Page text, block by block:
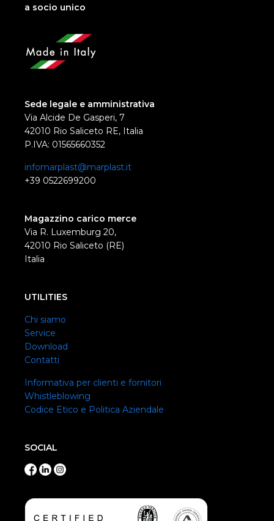
a socio unico
Sede legale e amministrativa
Via Alcide De Gasperi, 7
42010 Rio Saliceto RE, Italia
P.IVA: 01565660352
infomarplast@marplast.it
+39 0522699200
Magazzino carico merce
Via R. Luxemburg 20,
42010 Rio Saliceto (RE)
Italia
UTILITIES
Chi siamo
Service
Download
Contatti
Informativa per clienti e fornitori
Whistleblowing
Codice Etico e Politica Aziendale
SOCIAL